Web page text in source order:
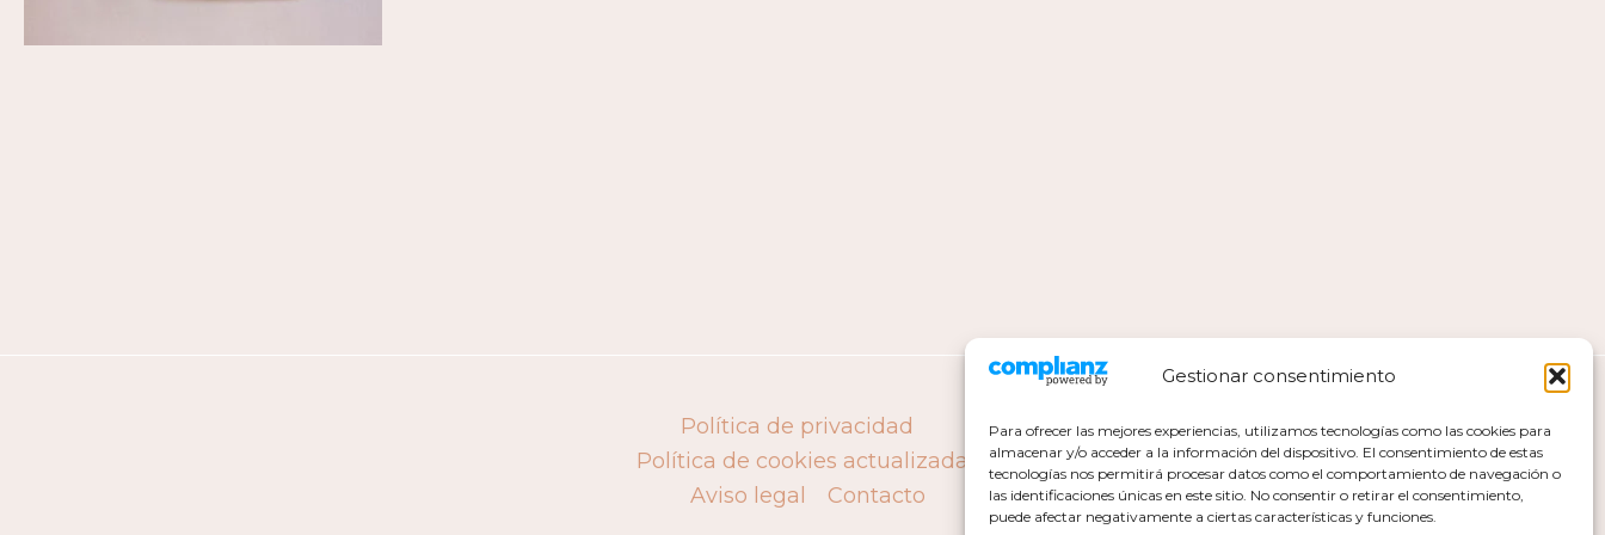
Gestionar consentimiento
Para ofrecer las mejores experiencias, utilizamos tecnologías como las cookies para
almacenar y/o acceder a la información del dispositivo. El consentimiento de estas
tecnologías nos permitirá procesar datos como el comportamiento de navegación o
las identificaciones únicas en este sitio. No consentir o retirar el consentimiento,
puede afectar negativamente a ciertas características y funciones.
Política de privacidad
Política de cookies actualizada
Aviso legal
Contacto